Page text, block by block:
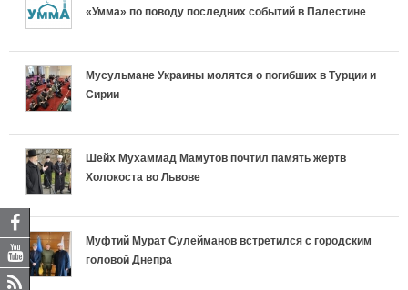
«Умма» по поводу последних событий в Палестине
Мусульмане Украины молятся о погибших в Турции и
Сирии
Шейх Мухаммад Мамутов почтил память жертв
Холокоста во Львове
Муфтий Мурат Сулейманов встретился с городским
головой Днепра